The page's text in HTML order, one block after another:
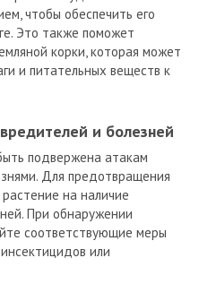
чтобы обеспечить его
Это также поможет
корки, которая может
и питательных веществ к
и болезней
подвержена атакам
Для предотвращения
на наличие
При обнаружении
соответствующие меры
или